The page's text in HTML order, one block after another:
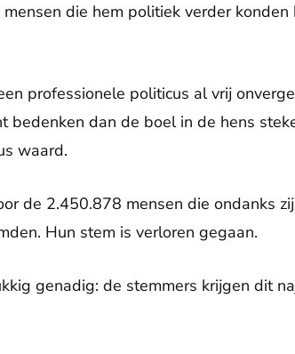
die hem politiek verder
professionele politicus al vrij
bedenken dan de boel in de hens
waard.
de 2.450.878 mensen die ondanks
Hun stem is verloren gegaan.
genadig: de stemmers krijgen dit